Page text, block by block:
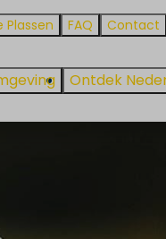
Plassen FAQ Contact
Ontdek